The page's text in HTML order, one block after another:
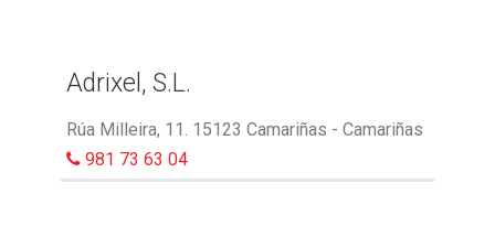
Adrixel, S.L.
Rúa Milleira, 11. 15123 Camariñas - Camariñas
981 73 63 04